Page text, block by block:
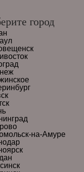
город
на-Амуре